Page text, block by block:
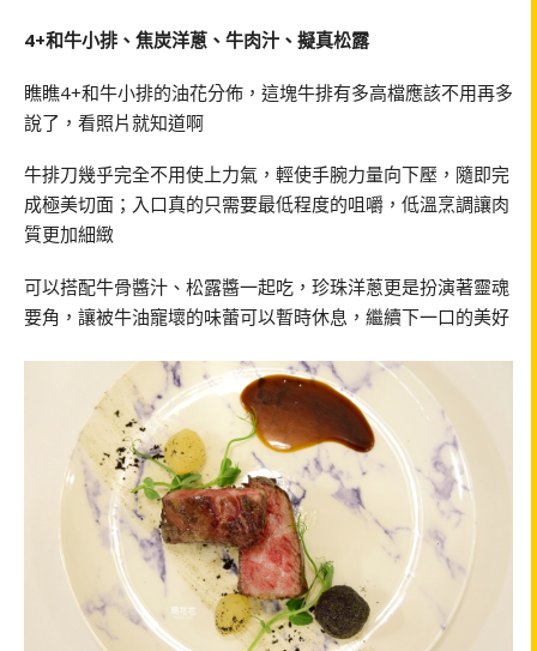
4+和牛小排、焦炭洋蔥、牛肉汁、擬真松露
瞧瞧4+和牛小排的油花分佈，這塊牛排有多高檔應該不用再多
說了，看照片就知道啊
牛排刀幾乎完全不用使上力氣，輕使手腕力量向下壓，隨即完
成極美切面；入口真的只需要最低程度的咀嚼，低溫烹調讓肉
質更加細緻
可以搭配牛骨醬汁、松露醬一起吃，珍珠洋蔥更是扮演著靈魂
要角，讓被牛油寵壞的味蕾可以暫時休息，繼續下一口的美好